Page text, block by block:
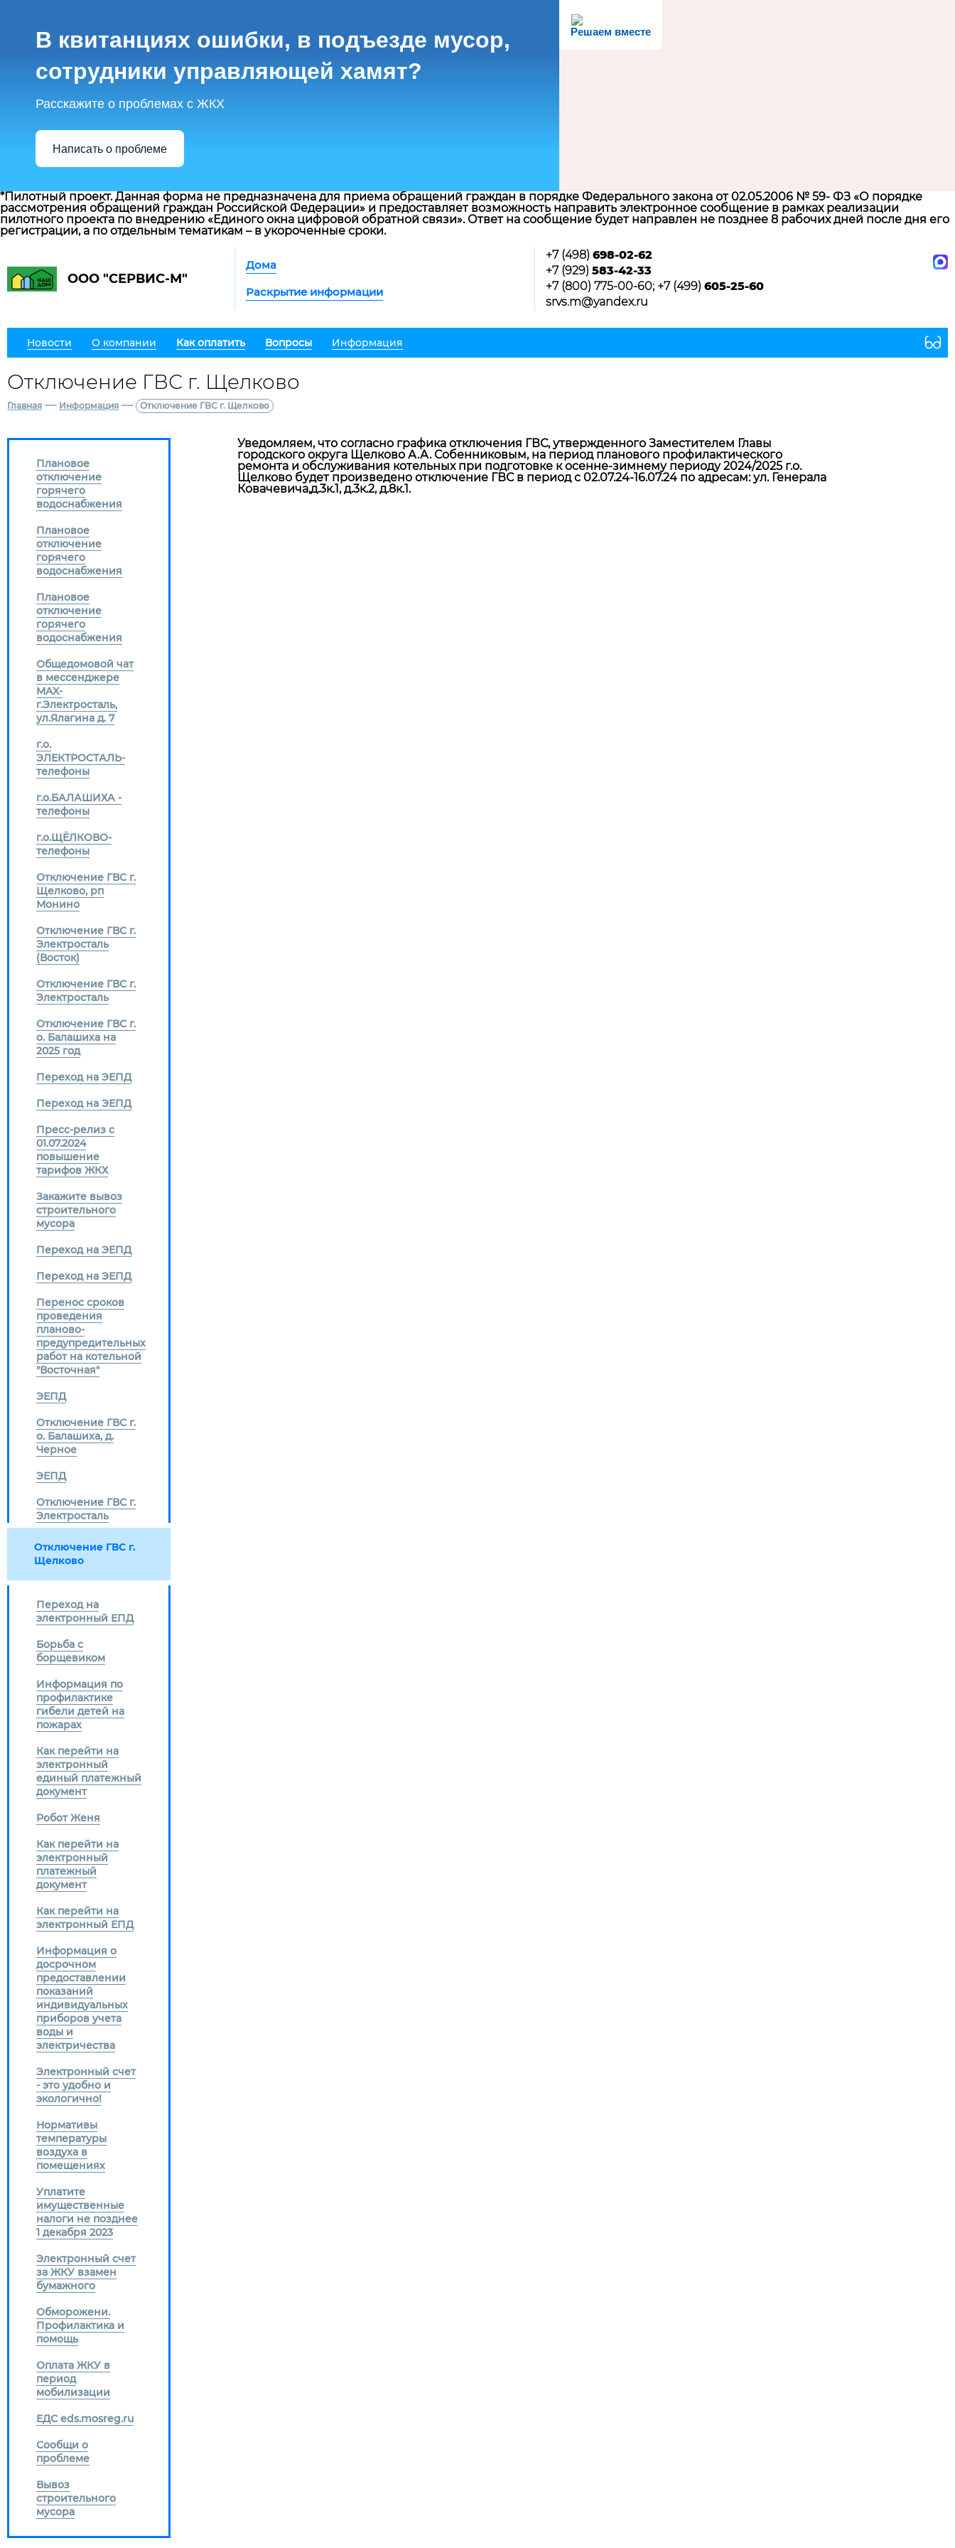
Решаем вместе
В квитанциях ошибки, в подъезде мусор,
сотрудники управляющей хамят?
Расскажите о проблемах с ЖКХ
Написать о проблеме
*Пилотный проект. Данная форма не предназначена для приема обращений граждан в порядке Федерального закона от 02.05.2006 № 59- ФЗ «О порядке
рассмотрения обращений граждан Российской Федерации» и предоставляет возможность направить электронное сообщение в рамках реализации
пилотного проекта по внедрению «Единого окна цифровой обратной связи». Ответ на сообщение будет направлен не позднее 8 рабочих дней после дня его
регистрации, а по отдельным тематикам – в укороченные сроки.
ООО "СЕРВИС-М"
Дома
Раскрытие информации
+7 (498) 698-02-62
+7 (929) 583-42-33
+7 (800) 775-00-60; +7 (499) 605-25-60
srvs.m@yandex.ru
Новости О компании Как оплатить Вопросы Информация
Отключение ГВС г. Щелково
Главная — Информация — Отключение ГВС г. Щелково
Плановое
отключение
горячего
водоснабжения
Плановое
отключение
горячего
водоснабжения
Плановое
отключение
горячего
водоснабжения
Общедомовой чат
в мессенджере
MAX-
г.Электросталь,
ул.Ялагина д. 7
г.о.
ЭЛЕКТРОСТАЛЬ-
телефоны
г.о.БАЛАШИХА -
телефоны
г.о.ЩЁЛКОВО-
телефоны
Отключение ГВС г.
Щелково, рп
Монино
Отключение ГВС г.
Электросталь
(Восток)
Отключение ГВС г.
Электросталь
Отключение ГВС г.
о. Балашиха на
2025 год
Переход на ЭЕПД
Переход на ЭЕПД
Пресс-релиз с
01.07.2024
повышение
тарифов ЖКХ
Закажите вывоз
строительного
мусора
Переход на ЭЕПД
Переход на ЭЕПД
Перенос сроков
проведения
планово-
предупредительных
работ на котельной
"Восточная"
ЭЕПД
Отключение ГВС г.
о. Балашиха, д.
Черное
ЭЕПД
Отключение ГВС г.
Электросталь
Отключение ГВС г.
Щелково
Переход на
электронный ЕПД
Борьба с
борщевиком
Информация по
профилактике
гибели детей на
пожарах
Как перейти на
электронный
единый платежный
документ
Робот Женя
Как перейти на
электронный
платежный
документ
Как перейти на
электронный ЕПД
Информация о
досрочном
предоставлении
показаний
индивидуальных
приборов учета
воды и
электричества
Электронный счет
- это удобно и
экологично!
Нормативы
температуры
воздуха в
помещениях
Уплатите
имущественные
налоги не позднее
1 декабря 2023
Электронный счет
за ЖКУ взамен
бумажного
Обморожени.
Профилактика и
помощь
Оплата ЖКУ в
период
мобилизации
ЕДС eds.mosreg.ru
Сообщи о
проблеме
Вывоз
строительного
мусора
Уведомляем, что согласно графика отключения ГВС, утвержденного Заместителем Главы
городского округа Щелково А.А. Собенниковым, на период планового профилактического
ремонта и обслуживания котельных при подготовке к осенне-зимнему периоду 2024/2025 г.о.
Щелково будет произведено отключение ГВС в период с 02.07.24-16.07.24 по адресам: ул. Генерала
Ковачевича,д.3к.1, д.3к.2, д.8к.1.